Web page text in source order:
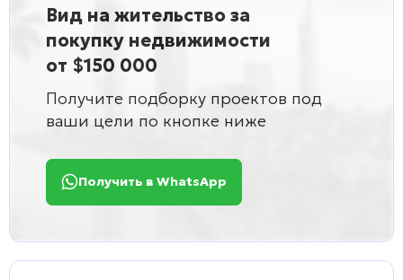
Вид на жительство за
покупку недвижимости
от $150 000
Получите подборку проектов под
ваши цели по кнопке ниже
Получить в WhatsApp